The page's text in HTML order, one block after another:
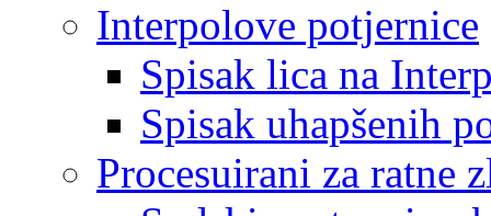
Interpolove potjernice
Spisak lica na
Spisak uhapšenih
Procesuirani za ratne